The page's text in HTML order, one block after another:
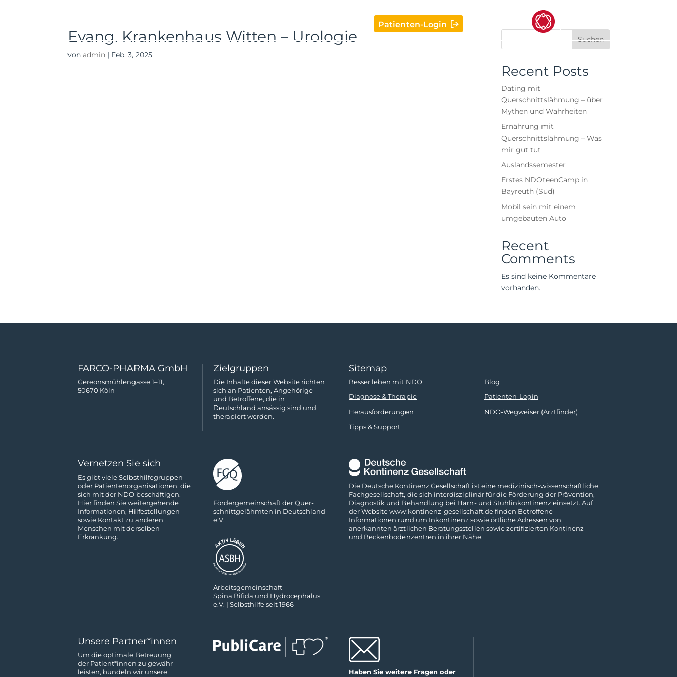
Patienten-Login
Evang. Krankenhaus Witten – Urologie
vonadmin | Feb. 3, 2025
Suchen
Recent Posts
Dating mit
Querschnittslähmung – über
Mythen und Wahrheiten
Ernährung mit
Querschnittslähmung – Was
mir gut tut
Auslandssemester
Erstes NDOteenCamp in
Bayreuth (Süd)
Mobil sein mit einem
umgebauten Auto
Recent
Comments
Es sind keine Kommentare
vorhanden.
FARCO-PHARMA GmbH
Gereonsmühlengasse 1–11,
50670 Köln
Zielgruppen
Die Inhalte dieser Website richten
sich an Patienten, Angehörige
und Betroffene, die in
Deutschland ansässig sind und
therapiert werden.
Sitemap
Besser leben mit NDO
Diagnose & Therapie
Herausforderungen
Tipps & Support
Blog
Patienten-Login
NDO-Wegweiser (Arztfinder)
Vernetzen Sie sich
Es gibt viele Selbsthilfe­gruppen
oder Patienten­­organisationen, die
sich mit der NDO beschäftigen.
Hier finden Sie weitergehende
Informa­tionen, Hilfestellungen
sowie Kon­takt zu anderen
Menschen mit derselben
Erkrankung.
För­der­ge­mein­schaft der Quer­
schnitt­ge­lähm­ten in Deutsch­land
e.V.
Ar­beits­ge­mein­schaft
Spina Bifida und Hydro­cephalus
e.V. | Selbs­thilfe seit 1966
Die Deutsche Kontinenz Gesellschaft ist eine medizinisch-wissenschaftliche
Fach­gesellschaft, die sich interdisziplinär für die Förderung der Prävention,
Diagnostik und Behandlung bei Harn- und Stuhl­inkontinenz einsetzt. Auf
der Website www.kontinenz-gesellschaft.de finden Betroffene
Informationen rund um Inkontinenz sowie örtliche Adressen von
anerkannten ärztlichen Beratungs­stellen sowie zertifizierten Kontinenz-
und Beckenboden­zentren in ihrer Nähe.
Unsere Partner*innen
Um die optimale Betreuung
der Patient*innen zu gewähr­
leisten, bündeln wir unsere
Haben Sie weitere Fragen oder